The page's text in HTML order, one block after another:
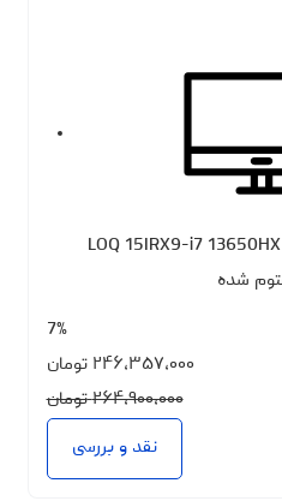
لپ تاپ 15.6 اینچی لنوو مدل LOQ 15IRX9-i7 13650HX
7%
۲۴۶،۳۵۷،۰۰۰ تومان
۲۶۴،۹۰۰،۰۰۰ تومان
نقد و بررسی